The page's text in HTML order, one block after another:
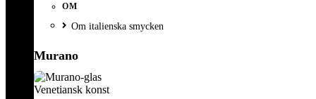
OM
Om italienska smycken
Murano
Venetiansk konst